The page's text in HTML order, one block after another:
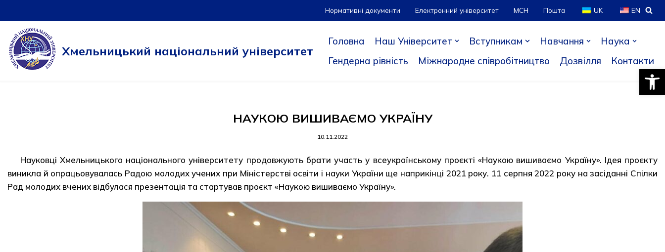
Перейти
до
вмісту
Нормативні документи Електронний університет МСН Пошта UK EN
Хмельницький національний університет
Головна Наш Університет Вступникам Навчання
Наука
Гендерна рівність
Міжнародне співробітництво Дозвілля Контакти
НАУКОЮ ВИШИВАЄМО УКРАЇНУ
10.11.2022
Науковці Хмельницького національного університету продовжують брати участь у всеукраїнському проєкті «Наукою вишиваємо Україну». Ідея проєкту
виникла й опрацьовувалась Радою молодих учених при Міністерстві освіти і науки України ще наприкінці 2021 року. 11 серпня 2022 року на засіданні Спілки
Рад молодих вчених відбулася презентація та стартував проєкт «Наукою вишиваємо Україну».